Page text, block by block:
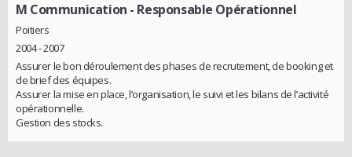
M Communication - Responsable Opérationnel
Poitiers
2004 - 2007
Assurer le bon déroulement des phases de recrutement, de booking et
de brief des équipes.
Assurer la mise en place, l’organisation, le suivi et les bilans de l’activité
opérationnelle.
Gestion des stocks.